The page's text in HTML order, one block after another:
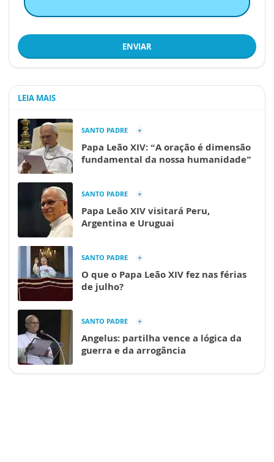
ENVIAR
LEIA MAIS
SANTO PADRE
Papa Leão XIV: “A oração é dimensão
fundamental da nossa humanidade”
SANTO PADRE
Papa Leão XIV visitará Peru,
Argentina e Uruguai
SANTO PADRE
O que o Papa Leão XIV fez nas férias
de julho?
SANTO PADRE
Angelus: partilha vence a lógica da
guerra e da arrogância